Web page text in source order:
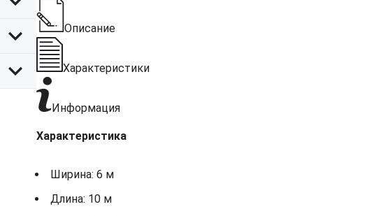
Описание
Характеристики
Информация
Характеристика
Ширина: 6 м
Длина: 10 м